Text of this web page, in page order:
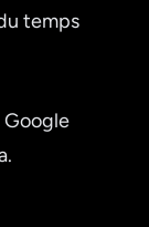
temps
Google